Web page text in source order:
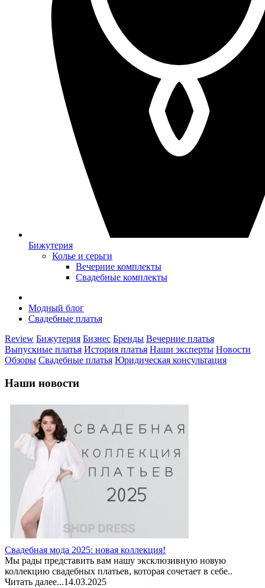
Бижутерия
Колье и серьги
Вечерние комплекты
Свадебные комплекты
Модный блог
Свадебные платья
Review Бижутерия Бизнес Бренды Вечерние платья
Выпускные платья История платья Наши эксперты Новости
Обзоры Свадебные платья Юридическая консультация
Наши новости
Свадебная мода 2025: новая коллекция!
Мы рады представить вам нашу эксклюзивную новую
коллекцию свадебных платьев, которая сочетает в себе..
Читать далее...14.03.2025